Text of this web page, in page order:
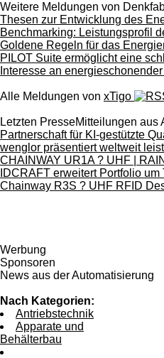
Weitere Meldungen von
Thesen zur Entwicklung des
Benchmarking: Leistungsprofil
Goldene Regeln für das
PILOT Suite ermöglicht eine
Interesse an
Alle Meldungen von xTigo
Letzten PresseMitteilungen aus
Partnerschaft für KI-gestützte
wenglor präsentiert weltweit
CHAINWAY UR1A ? UHF |
IDCRAFT erweitert Portfolio
Chainway R3S ? UHF RFID
Werbung
Sponsoren
News aus der Automatisierung
Nach Kategorien:
Antriebstechnik
Apparate und
Behälterbau